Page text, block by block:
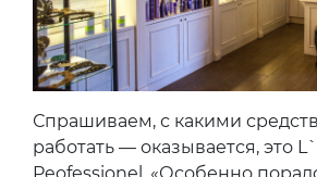
Спрашиваем, с какими
работать — оказывается, это